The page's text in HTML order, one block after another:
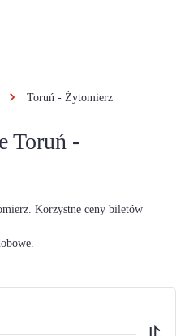
Toruń - Żytomierz
Toruń -
Korzystne ceny biletów